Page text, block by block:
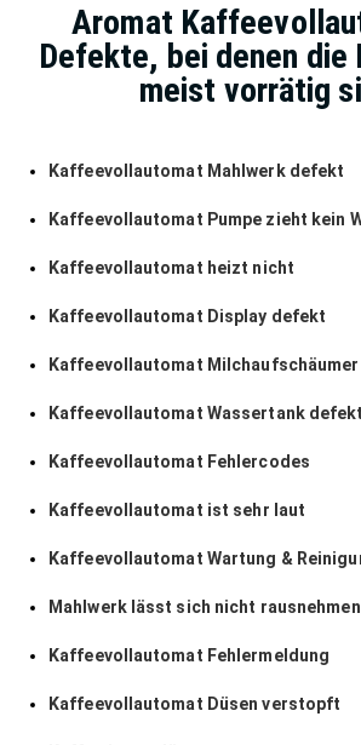
Aromat
Defekte, bei denen die
meist vorrätig
Kaffeevollautomat Mahlwerk defekt
Kaffeevollautomat Pumpe zieht kein
Kaffeevollautomat heizt nicht
Kaffeevollautomat Display defekt
Kaffeevollautomat
Kaffeevollautomat Wassertank defekt
Kaffeevollautomat Fehlercodes
Kaffeevollautomat ist sehr laut
Kaffeevollautomat Wartung &
Mahlwerk lässt sich nicht rausnehmen
Kaffeevollautomat Fehlermeldung
Kaffeevollautomat Düsen verstopft